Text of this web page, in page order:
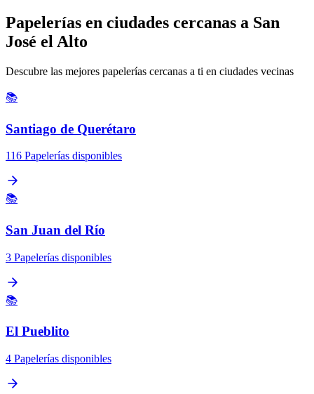
Papelerías en ciudades cercanas a San
José el Alto
Descubre las mejores papelerías cercanas a ti en ciudades vecinas
📚
Santiago de Querétaro
116 Papelerías disponibles
📚
San Juan del Río
3 Papelerías disponibles
📚
El Pueblito
4 Papelerías disponibles